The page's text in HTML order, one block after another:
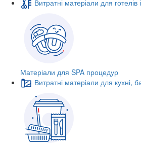
Витратні матеріали для готелів
Матеріали для SPA процедур
Витратні матеріали для кухні,